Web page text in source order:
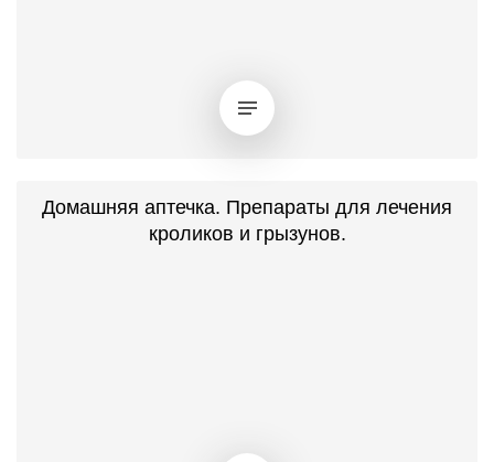
Домашняя аптечка. Препараты для лечения
кроликов и грызунов.